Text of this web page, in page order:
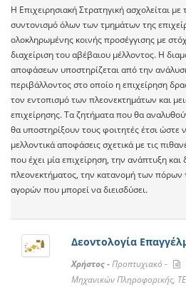
Η Επιχειρησιακή Στρατηγική ασχολείται
συντονισμό όλων των τμημάτων της
ολοκληρωμένης κοινής προσέγγισης με
διαχείριση του αβέβαιου μέλλοντος. Η
αποφάσεων υποστηρίζεται από την
περιβάλλοντος στο οποίο η επιχείρηση
τον εντοπισμό των πλεονεκτημάτων και
επιχείρησης. Τα ζητήματα που θα
θα υποστηρίξουν τους φοιτητές έτσι
μελλοντικά αποφάσεις σχετικά με τις
που έχει μία επιχείρηση, την ανάπτυξη
πλεονεκτήματος, την κατανομή των πόρων
αγορών που μπορεί να διεισδύσει.
Δεοντολογία
Χρήστος -Προπτυχιακό -
Μηχανικών Πληροφορικής,